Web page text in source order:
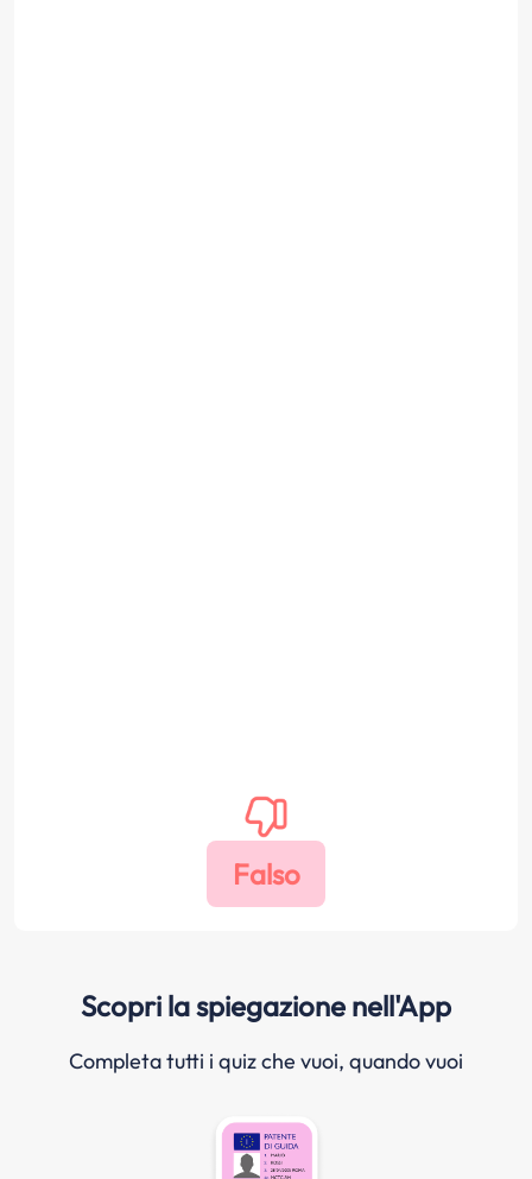
Scopri la spiegazione nell'App
Completa tutti i quiz che vuoi, quando vuoi